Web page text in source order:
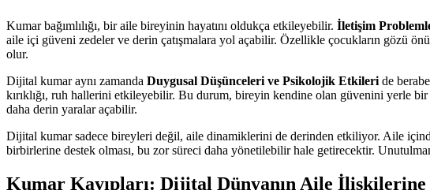
Kumar bağımlılığı, bir aile bireyinin hayatını oldukça etkileyebilir. İletişim
aile içi güveni zedeler ve derin çatışmalara yol açabilir. Özellikle çocukların gözü
olur.
Dijital kumar aynı zamanda Duygusal Düşünceleri ve Psikolojik Etkileri de
kırıklığı, ruh hallerini etkileyebilir. Bu durum, bireyin kendine olan güvenini yerle
daha derin yaralar açabilir.
Dijital kumar sadece bireyleri değil, aile dinamiklerini de derinden etkiliyor. Aile
birbirlerine destek olması, bu zor süreci daha yönetilebilir hale getirecektir.
Kumar Kayıpları: Dijital Dünyanın Aile